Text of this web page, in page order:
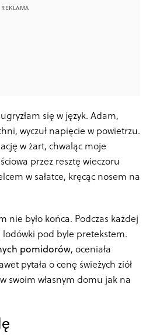
się w język. Adam,
wyczuł napięcie w powietrzu.
w żart, chwaląc moje
przez resztę wieczoru
w sałatce, kręcąc nosem na
było końca. Podczas każdej
lodówki pod byle pretekstem.
pomidorów, oceniała
pytała o cenę świeżych ziół
swoim własnym domu jak na